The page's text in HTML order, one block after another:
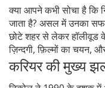
क्या आपने कभी सोचा है कि
जाता है? असल में उनका
छोटे शहर से लेकर
ज़िन्दगी, फ़िल्मों का चयन,
करियर की मुख्य